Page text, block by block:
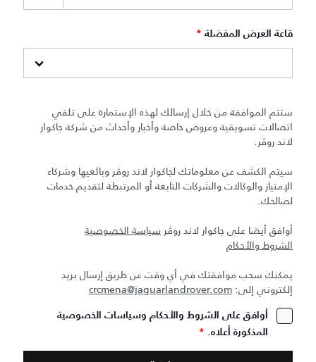
قاعة العرض المفضلة *
ستتم الموافقة من خلال إرسالك لهذه الإستمارة على تلقي
اتصالات تسويقية وعروض خاصة وأخبار وأحداث من شركة جاكوار
لاند روڤر.
سيتم الكشف عن معلوماتك لجاكوار لاند روڤر وبائعيها وشركاء
الإمتياز والوكالات والشركات التابعة أو المرتبطة لتقديم خدمات
لصالحك.
أوافق أيضا على جاكوار لاند روڤر سياسة الخصوصية
الشروط والأحكام
يمكنك سحب موافقتك في أي وقت عن طريق إرسال بريد
إلكتروني إلى: crcmena@jaguarlandrover.com
أوافق على الشروط والأحكام وسياسات الخصوصية
المذكورة أعلاه. *